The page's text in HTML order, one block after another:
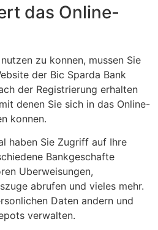
das Online-
zu konnen, mussen Sie
der Bic Sparda Bank
der Registrierung erhalten
denen Sie sich in das Online-
konnen.
haben Sie Zugriff auf Ihre
Bankgeschafte
Uberweisungen,
abrufen und vieles mehr.
Daten andern und
verwalten.